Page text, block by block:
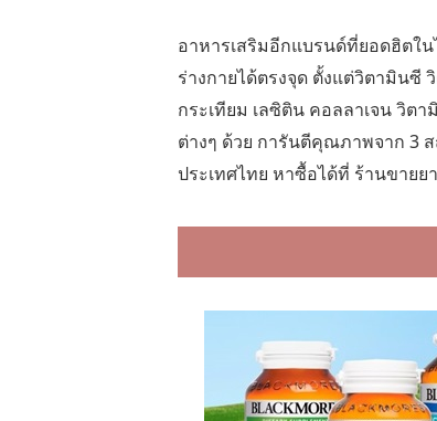
อาหารเสริมอีกแบรนด์ที่ยอดฮิตใ
ร่างกายได้ตรงจุด ตั้งแต่วิตามินซี
กระเทียม เลซิติน คอลลาเจน วิ
ต่างๆ ด้วย การันตีคุณภาพจาก 3 ส
ประเทศไทย หาซื้อได้ที่ ร้านขายย